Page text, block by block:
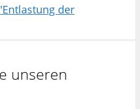
unseren